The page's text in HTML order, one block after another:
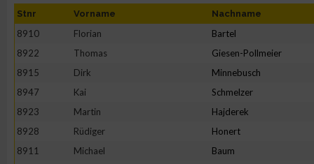
Stnr Vorname Nachname
8910 Florian Bartel
8922
Thomas Giesen-Pollmeier
8915
Dirk Minnebusch
8947
Kai Schmelzer
8923
Martin Hajderek
8928
Rüdiger Honert
8911
Michael Baum